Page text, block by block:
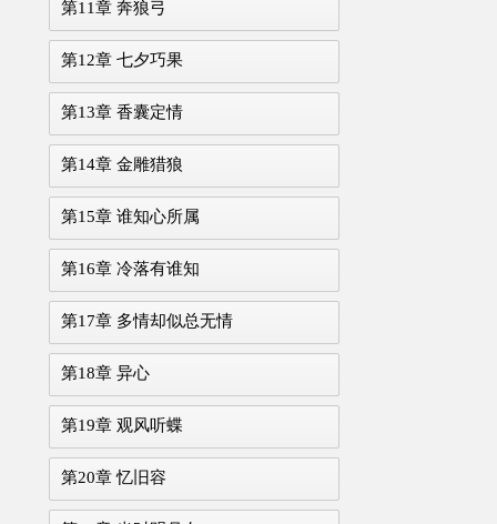
第11章 奔狼弓
第12章 七夕巧果
第13章 香囊定情
第14章 金雕猎狼
第15章 谁知心所属
第16章 冷落有谁知
第17章 多情却似总无情
第18章 异心
第19章 观风听蝶
第20章 忆旧容